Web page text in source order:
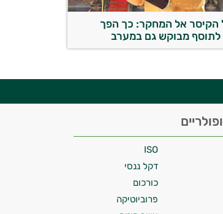
הקיסר אל המחקר: כך הפך
לתוסף מבוקש גם במערב
ISO
דקל ננסי
כורכום
פרוביוטיקה